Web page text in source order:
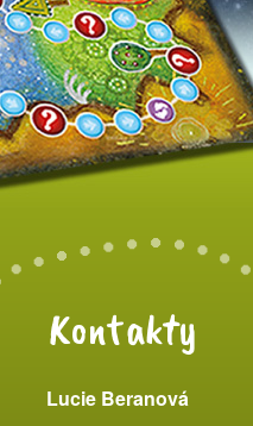
Kontakty
Lucie Beranová